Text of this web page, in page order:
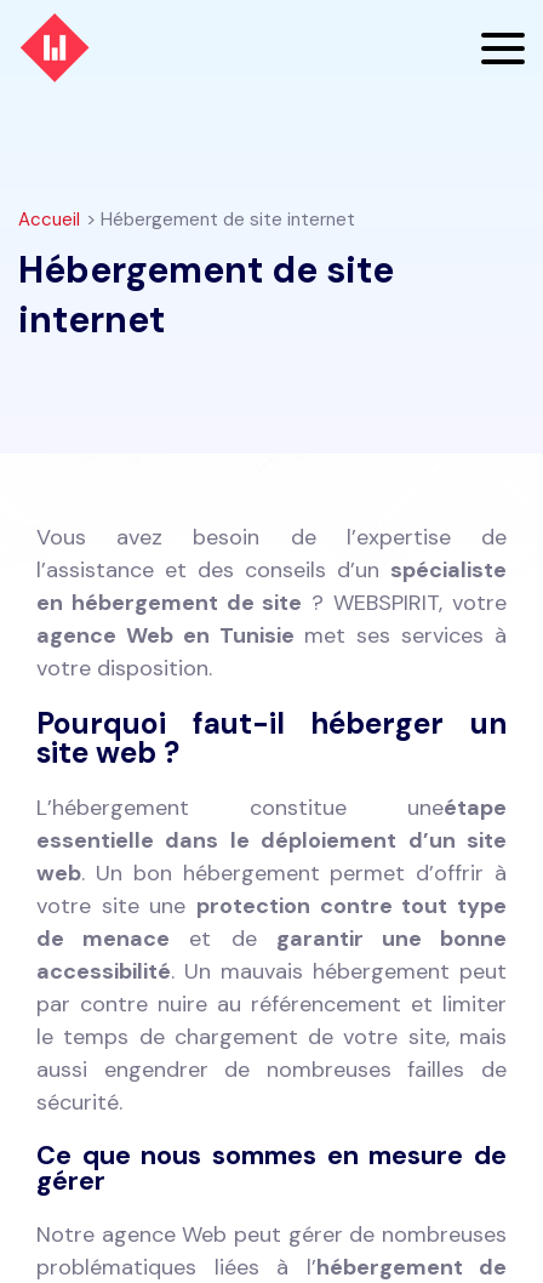
Accueil > Hébergement de site internet
Hébergement de site
internet
Vous avez besoin de l’expertise de
l’assistance et des conseils d’un spécialiste
en hébergement de site ? WEBSPIRIT, votre
agence Web en Tunisie met ses services à
votre disposition.
Pourquoi faut-il héberger un
site web ?
L’hébergement constitue uneétape
essentielle dans le déploiement d’un site
web. Un bon hébergement permet d’offrir à
votre site une protection contre tout type
de menace et de garantir une bonne
accessibilité. Un mauvais hébergement peut
par contre nuire au référencement et limiter
le temps de chargement de votre site, mais
aussi engendrer de nombreuses failles de
sécurité.
Ce que nous sommes en mesure de
gérer
Notre agence Web peut gérer de nombreuses
problématiques liées à l’hébergement de